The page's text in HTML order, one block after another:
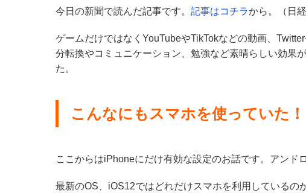
今日の新聞で読んだ記事です。 記事はコチラから。（日
ゲームだけではなくYouTubeやTikTokなどの動画、
分転換やコミュニケーション、勉強など素晴らしい効果
た。
こんなにもスマホを使っていた！
ここからはiPhoneにだけ有効な設定のお話です。アンド
最新のOS、iOS12ではどれだけスマホを利用している